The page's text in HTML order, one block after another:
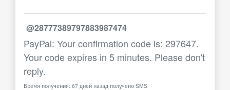
@28777389797883987474
PayPal: Your confirmation code is: 297647.
Your code expires in 5 minutes. Please don't
reply.
Время получения: 67 дней назад получено SMS